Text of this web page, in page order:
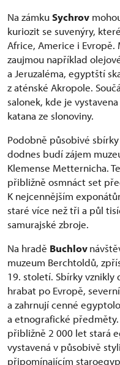
Na zámkuSychrov
kuriozit se suvenýry,
Africe, Americe i
zaujmou například
a Jeruzaléma, egyptští
z aténské Akropole.
salonek, kde je
katana ze slonoviny.
Podobně působivé
dodnes budí zájem
Klemense Metternicha.
přibližně osmnáct set
K nejcennějším
staré více než tři a půl
samurajské zbroje.
Na hradě Buchlov
muzeum Berchtoldů,
19. století. Sbírky vznikly
hrabat po Evropě,
a zahrnují cenné
a etnografické
přibližně 2 000 let stará
vystavená v působivě
připomínajícím